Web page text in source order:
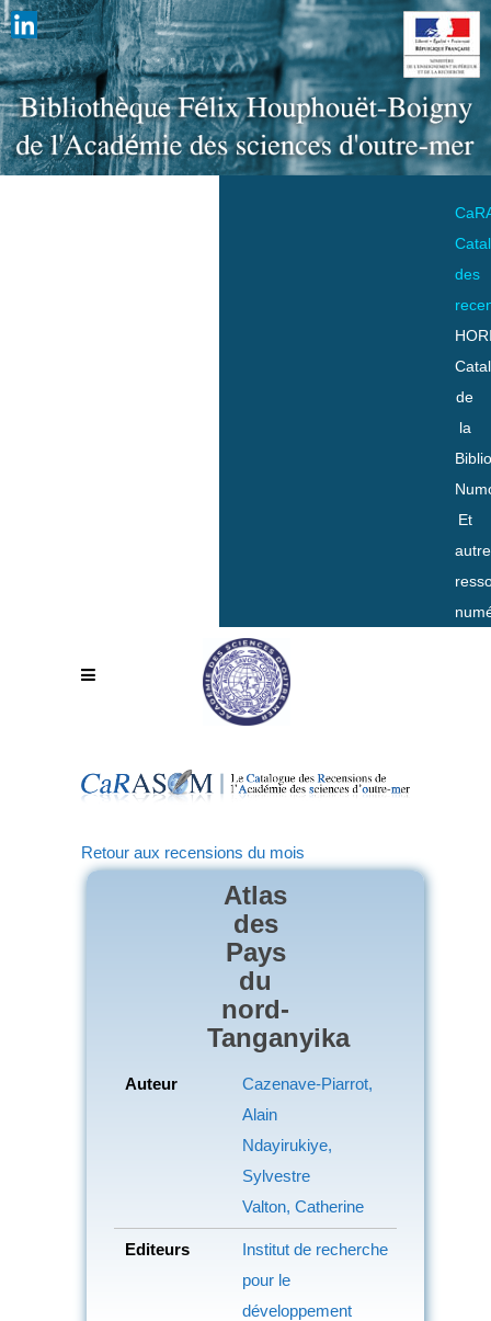
des
de
la
Et
Retour aux recensions du mois
Atlas
des
Pays
du
nord-
Tanganyika
Auteur
Cazenave-Piarrot,
Alain
Ndayirukiye,
Sylvestre
Valton, Catherine
Editeurs
Institut de recherche
pour le
développement